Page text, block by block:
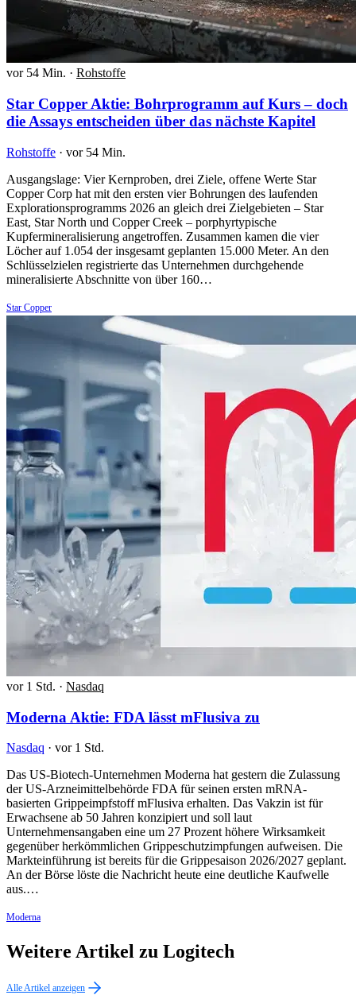
vor 54 Min. · Rohstoffe
Star Copper Aktie: Bohrprogramm auf Kurs – doch
die Assays entscheiden über das nächste Kapitel
Rohstoffe · vor 54 Min.
Ausgangslage: Vier Kernproben, drei Ziele, offene Werte Star
Copper Corp hat mit den ersten vier Bohrungen des laufenden
Explorationsprogramms 2026 an gleich drei Zielgebieten – Star
East, Star North und Copper Creek – porphyrtypische
Kupfermineralisierung angetroffen. Zusammen kamen die vier
Löcher auf 1.054 der insgesamt geplanten 15.000 Meter. An den
Schlüsselzielen registrierte das Unternehmen durchgehende
mineralisierte Abschnitte von über 160…
Star Copper
vor 1 Std. · Nasdaq
Moderna Aktie: FDA lässt mFlusiva zu
Nasdaq · vor 1 Std.
Das US-Biotech-Unternehmen Moderna hat gestern die Zulassung
der US-Arzneimittelbehörde FDA für seinen ersten mRNA-
basierten Grippeimpfstoff mFlusiva erhalten. Das Vakzin ist für
Erwachsene ab 50 Jahren konzipiert und soll laut
Unternehmensangaben eine um 27 Prozent höhere Wirksamkeit
gegenüber herkömmlichen Grippeschutzimpfungen aufweisen. Die
Markteinführung ist bereits für die Grippesaison 2026/2027 geplant.
An der Börse löste die Nachricht heute eine deutliche Kaufwelle
aus.…
Moderna
Weitere Artikel zu Logitech
Alle Artikel anzeigen